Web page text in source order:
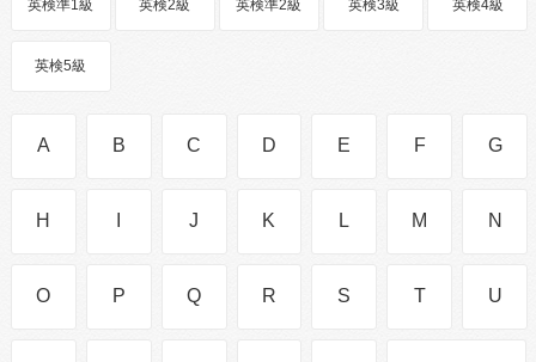
英検準1級 英検2級 英検準2級 英検3級 英検4級
英検5級
A B C D E F G
H J K L M N
O P Q R S T U